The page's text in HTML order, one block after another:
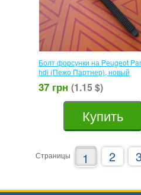
Болт форсунки на Peugeot
hdi (Пежо Партнер), новый
37 грн (1.15 $)
Купить
Страницы 1 2